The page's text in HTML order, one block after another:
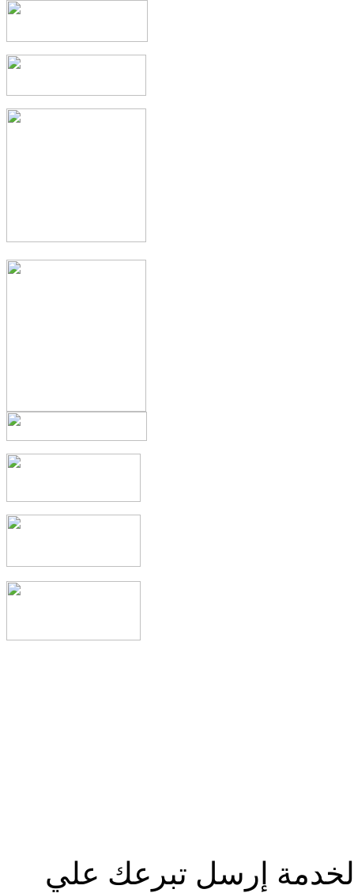
إرسل تبرعك علي